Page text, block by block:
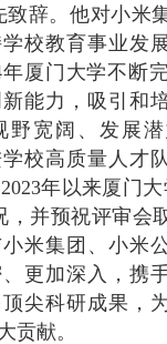
致辞。他对小米
校教育事业发
年厦门大学不断
能力，吸引和
野宽阔、发展
校高质量人才
2023年以来厦门
，并预祝评审会
米集团、小米
更加深入，携
尖科研成果，
贡献。